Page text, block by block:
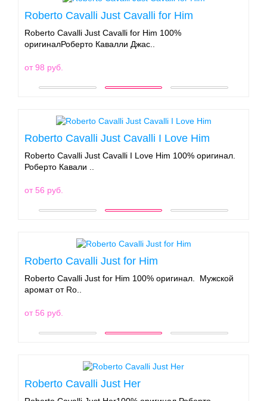
Roberto Cavalli Just Cavalli for Him
Roberto Cavalli Just Cavalli for Him 100%
оригиналРоберто Кавалли Джас..
от 98 руб.
Roberto Cavalli Just Cavalli I Love Him
Roberto Cavalli Just Cavalli I Love Him 100% оригинал.
Роберто Кавали ..
от 56 руб.
Roberto Cavalli Just for Him
Roberto Cavalli Just for Him 100% оригинал. Мужской
аромат от Ro..
от 56 руб.
Roberto Cavalli Just Her